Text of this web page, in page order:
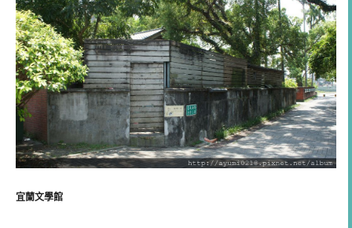
宜蘭文學館